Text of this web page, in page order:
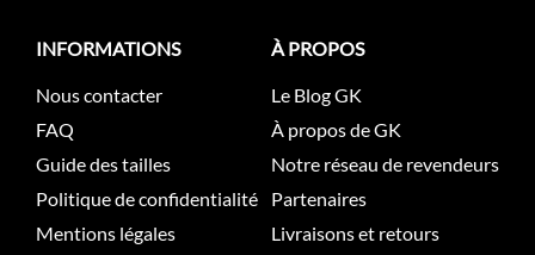
INFORMATIONS
Nous contacter
FAQ
Guide des tailles
Politique de confidentialité
Mentions légales
À PROPOS
Le Blog GK
À propos de GK
Notre réseau de revendeurs
Partenaires
Livraisons et retours